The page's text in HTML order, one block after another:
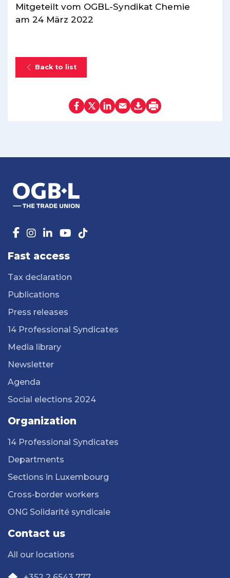
Mitgeteilt vom OGBL-Syndikat Chemie
am 24 März 2022
Back to list
Fast access
Tax declaration
Publications
Press releases
14 Professional Syndicates
Media library
Newsletter
Agenda
Social elections 2024
Organization
14 Professional Syndicates
Departments
Sections in Luxembourg
Cross-border workers
ONG Solidarité syndicale
Contact us
All our locations